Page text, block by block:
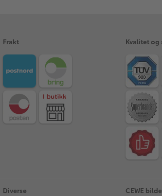
Frakt Kvalitet og
Diverse CEWE